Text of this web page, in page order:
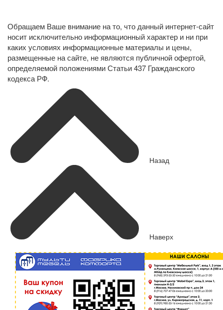
Обращаем Ваше внимание на то, что данный интернет-сайт
носит исключительно информационный характер и ни при
каких условиях информационные материалы и цены,
размещенные на сайте, не являются публичной офертой,
определяемой положениями Статьи 437 Гражданского
кодекса РФ.
Назад
Наверх